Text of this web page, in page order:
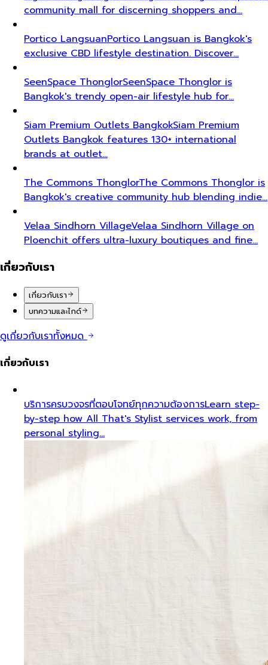
community mall for discerning shoppers and…
Portico LangsuanPortico Langsuan is Bangkok's
exclusive CBD lifestyle destination. Discover…
SeenSpace ThonglorSeenSpace Thonglor is
Bangkok's trendy open-air lifestyle hub for…
Siam Premium Outlets BangkokSiam Premium
Outlets Bangkok features 130+ international
brands at outlet…
The Commons ThonglorThe Commons Thonglor is
Bangkok's creative community hub blending indie…
Velaa Sindhorn VillageVelaa Sindhorn Village on
Ploenchit offers ultra-luxury boutiques and fine…
เกี่ยวกับเรา
เกี่ยวกับเรา
บทความและไกด์
ดูเกี่ยวกับเราทั้งหมด
เกี่ยวกับเรา
บริการครบวงจรที่ตอบโจทย์ทุกความต้องการLearn step-
by-step how All That's Stylist services work, from
personal styling…